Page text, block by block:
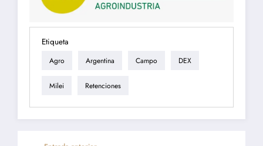
Etiqueta
Agro Argentina Campo DEX
Milei Retenciones